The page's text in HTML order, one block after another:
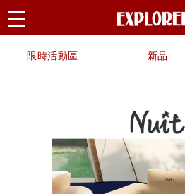
限時活動區 新品